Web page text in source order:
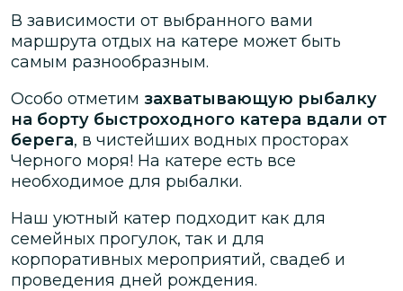
В зависимости от выбранного вами
маршрута отдых на катере может быть
самым разнообразным.
Особо отметим захватывающую рыбалку
на борту быстроходного катера вдали от
берега, в чистейших водных просторах
Черного моря! На катере есть все
необходимое для рыбалки.
Наш уютный катер подходит как для
семейных прогулок, так и для
корпоративных мероприятий, свадеб и
проведения дней рождения.